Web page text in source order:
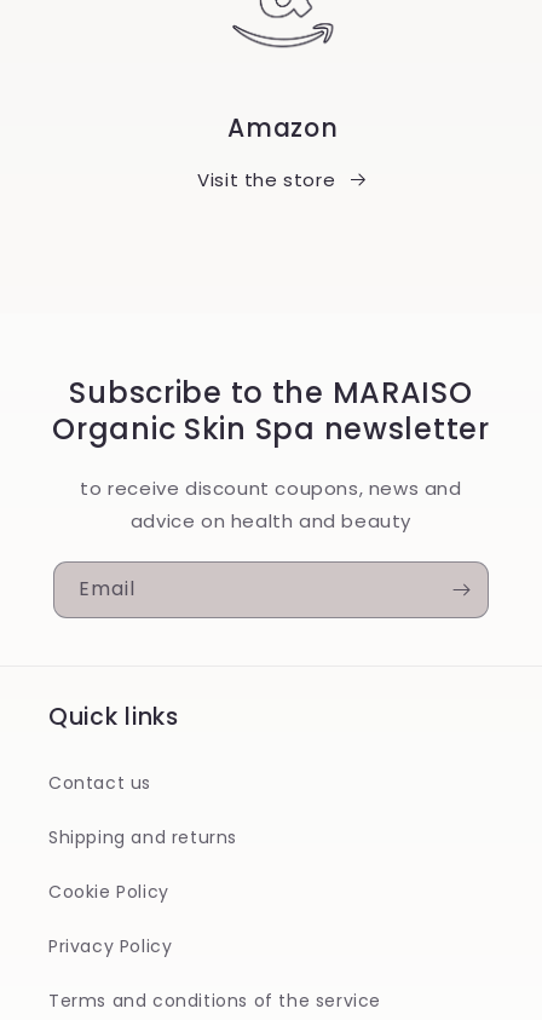
Amazon
Visit the store
Subscribe to the MARAISO
Organic Skin Spa newsletter
to receive discount coupons, news and
advice on health and beauty
Email
Quick links
Contact us
Shipping and returns
Cookie Policy
Privacy Policy
Terms and conditions of the service